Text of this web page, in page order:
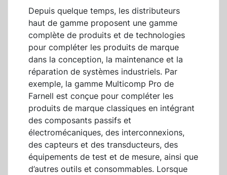
Depuis quelque temps, les distributeurs
haut de gamme proposent une gamme
complète de produits et de technologies
pour compléter les produits de marque
dans la conception, la maintenance et la
réparation de systèmes industriels. Par
exemple, la gamme Multicomp Pro de
Farnell est conçue pour compléter les
produits de marque classiques en intégrant
des composants passifs et
électromécaniques, des interconnexions,
des capteurs et des transducteurs, des
équipements de test et de mesure, ainsi que
d’autres outils et consommables. Lorsque